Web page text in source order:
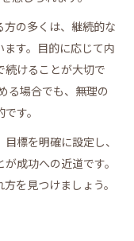
方の多くは、継続的な
す。目的に応じて内
続けることが大切で
る場合でも、無理の
す。
標を明確に設定し、
成功への近道です。
を見つけましょう。